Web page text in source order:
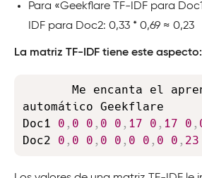
Para «Geekflare TF-IDF para
IDF para Doc2: 0,33 * 0,69 ≈ 0,23
La matriz TF-IDF tiene este aspecto:
automático Geekflare
Doc1 0 , 0 0 , 0 0 , 17 0 , 17 0 ,
Doc2 0 , 0 0 , 0 0 , 0 0 , 0 0 , 23